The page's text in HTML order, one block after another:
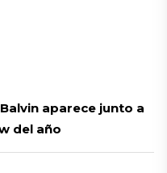
aparece junto a
del año